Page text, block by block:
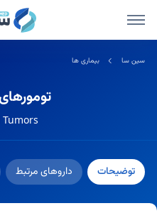
سین سا بیماری ها
توضیحات داروهای مرتبط